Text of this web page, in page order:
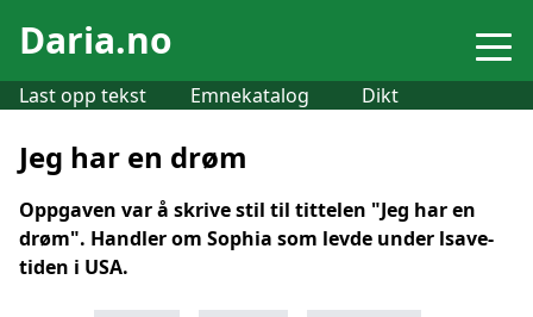
Daria.no
Last opp tekst Emnekatalog Dikt
Jeg har en drøm
Oppgaven var å skrive stil til tittelen "Jeg har en
drøm". Handler om Sophia som levde under lsave-
tiden i USA.